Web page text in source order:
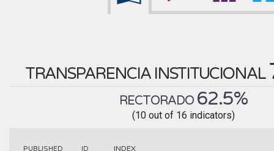
TRANSPARENCIA INSTITUCIONAL
RECTORADO 62.5%
(10 out of 16 indicators)
PUBLISHED ID INDEX